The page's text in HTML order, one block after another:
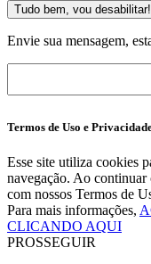
Tudo bem, vou desabilitar!
Envie sua mensagem,
Termos de Uso e
Esse site utiliza cookies
navegação. Ao continuar
com nossos Termos de
Para mais informações,
CLICANDO AQUI
PROSSEGUIR